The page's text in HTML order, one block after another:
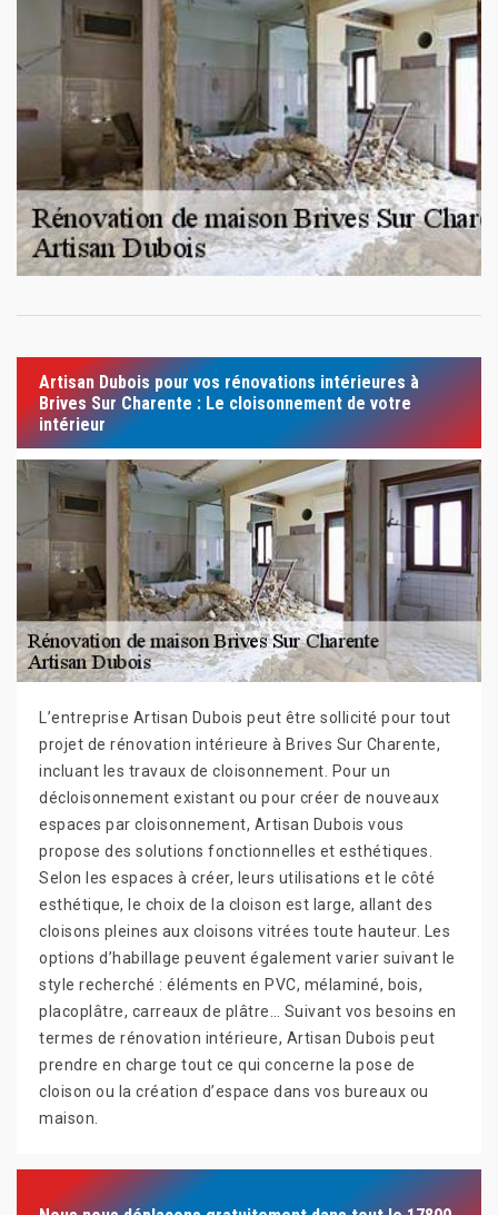
Artisan Dubois pour vos rénovations intérieures à
Brives Sur Charente : Le cloisonnement de votre
intérieur
L’entreprise Artisan Dubois peut être sollicité pour tout
projet de rénovation intérieure à Brives Sur Charente,
incluant les travaux de cloisonnement. Pour un
décloisonnement existant ou pour créer de nouveaux
espaces par cloisonnement, Artisan Dubois vous
propose des solutions fonctionnelles et esthétiques.
Selon les espaces à créer, leurs utilisations et le côté
esthétique, le choix de la cloison est large, allant des
cloisons pleines aux cloisons vitrées toute hauteur. Les
options d’habillage peuvent également varier suivant le
style recherché : éléments en PVC, mélaminé, bois,
placoplâtre, carreaux de plâtre… Suivant vos besoins en
termes de rénovation intérieure, Artisan Dubois peut
prendre en charge tout ce qui concerne la pose de
cloison ou la création d’espace dans vos bureaux ou
maison.